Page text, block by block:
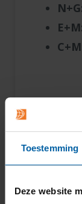
Toestemming
Deze website
1 / 3